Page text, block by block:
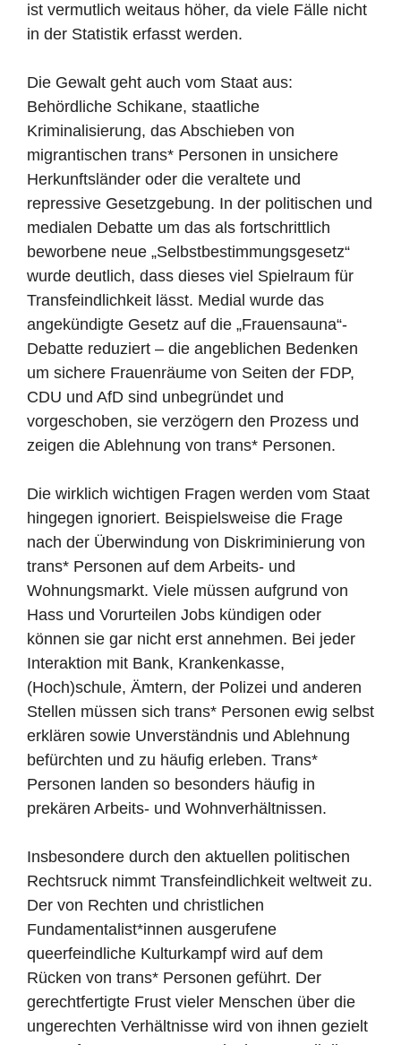
ist vermutlich weitaus höher, da viele Fälle nicht
in der Statistik erfasst werden.
Die Gewalt geht auch vom Staat aus:
Behördliche Schikane, staatliche
Kriminalisierung, das Abschieben von
migrantischen trans* Personen in unsichere
Herkunftsländer oder die veraltete und
repressive Gesetzgebung. In der politischen und
medialen Debatte um das als fortschrittlich
beworbene neue „Selbstbestimmungsgesetz“
wurde deutlich, dass dieses viel Spielraum für
Transfeindlichkeit lässt. Medial wurde das
angekündigte Gesetz auf die „Frauensauna“-
Debatte reduziert – die angeblichen Bedenken
um sichere Frauenräume von Seiten der FDP,
CDU und AfD sind unbegründet und
vorgeschoben, sie verzögern den Prozess und
zeigen die Ablehnung von trans* Personen.
Die wirklich wichtigen Fragen werden vom Staat
hingegen ignoriert. Beispielsweise die Frage
nach der Überwindung von Diskriminierung von
trans* Personen auf dem Arbeits- und
Wohnungsmarkt. Viele müssen aufgrund von
Hass und Vorurteilen Jobs kündigen oder
können sie gar nicht erst annehmen. Bei jeder
Interaktion mit Bank, Krankenkasse,
(Hoch)schule, Ämtern, der Polizei und anderen
Stellen müssen sich trans* Personen ewig selbst
erklären sowie Unverständnis und Ablehnung
befürchten und zu häufig erleben. Trans*
Personen landen so besonders häufig in
prekären Arbeits- und Wohnverhältnissen.
Insbesondere durch den aktuellen politischen
Rechtsruck nimmt Transfeindlichkeit weltweit zu.
Der von Rechten und christlichen
Fundamentalist*innen ausgerufene
queerfeindliche Kulturkampf wird auf dem
Rücken von trans* Personen geführt. Der
gerechtfertigte Frust vieler Menschen über die
ungerechten Verhältnisse wird von ihnen gezielt